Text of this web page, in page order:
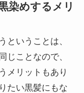
染めするメリ
ということは、
じことなので、
メリットもあり
たい黒髪にもな